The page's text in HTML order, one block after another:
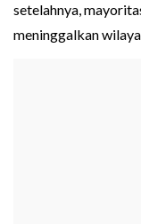
setelahnya,
meninggalkan